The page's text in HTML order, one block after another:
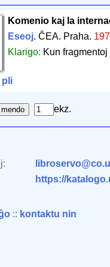
Komenio kaj la
Eseoj. ĈEA. Praha.
Klarigo: Kun
pli
ekz.
https://
:: kontaktu nin